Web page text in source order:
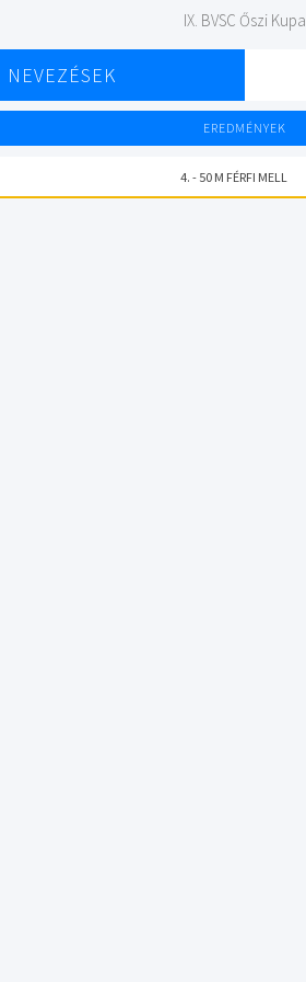
IX. BVSC Őszi Kupa
NEVEZÉSEK
EREDMÉNYEK
4. - 50 M FÉRFI MELL